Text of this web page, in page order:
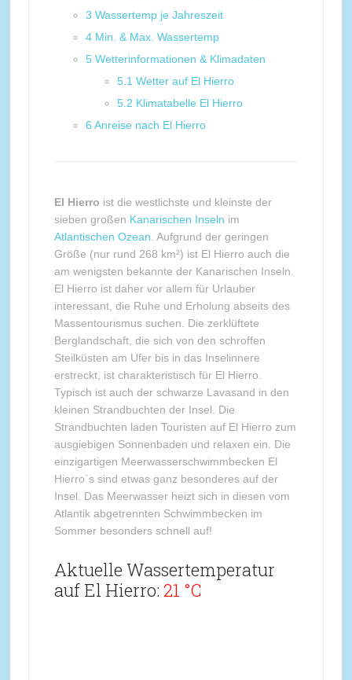
3 Wassertemp je Jahreszeit
4 Min. & Max. Wassertemp
5 Wetterinformationen & Klimadaten
5.1 Wetter auf El Hierro
5.2 Klimatabelle El Hierro
6 Anreise nach El Hierro
El Hierro ist die westlichste und kleinste der
sieben großen Kanarischen Inseln im
Atlantischen Ozean . Aufgrund der geringen
Größe (nur rund 268 km²) ist El Hierro auch die
am wenigsten bekannte der Kanarischen Inseln.
El Hierro ist daher vor allem für Urlauber
interessant, die Ruhe und Erholung abseits des
Massentourismus suchen. Die zerklüftete
Berglandschaft, die sich von den schroffen
Steilküsten am Ufer bis in das Inselinnere
erstreckt, ist charakteristisch für El Hierro.
Typisch ist auch der schwarze Lavasand in den
kleinen Strandbuchten der Insel. Die
Strandbuchten laden Touristen auf El Hierro zum
ausgiebigen Sonnenbaden und relaxen ein. Die
einzigartigen Meerwasserschwimmbecken El
Hierro`s sind etwas ganz besonderes auf der
Insel. Das Meerwasser heizt sich in diesen vom
Atlantik abgetrennten Schwimmbecken im
Sommer besonders schnell auf!
Aktuelle Wassertemperatur
auf El Hierro: 21 °C